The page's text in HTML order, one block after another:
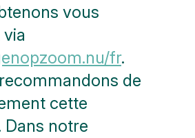
vous
fr.
de
cette
Dans notre